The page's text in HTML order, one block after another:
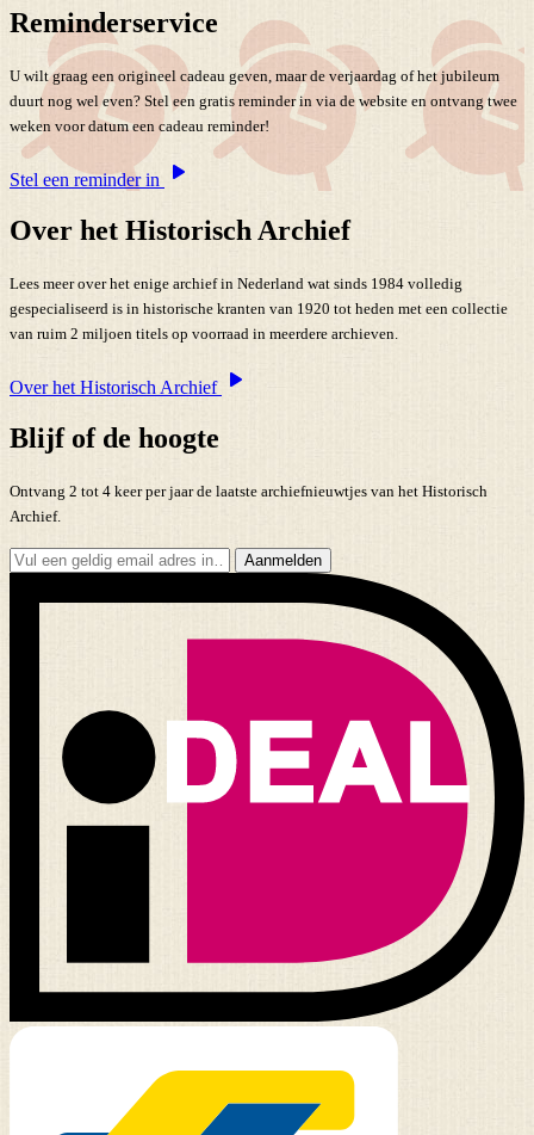
Reminderservice
U wilt graag een origineel cadeau geven, maar de verjaardag of het jubileum
duurt nog wel even? Stel een gratis reminder in via de website en ontvang twee
weken voor datum een cadeau reminder!
Stel een reminder in
Over het Historisch Archief
Lees meer over het enige archief in Nederland wat sinds 1984 volledig
gespecialiseerd is in historische kranten van 1920 tot heden met een collectie
van ruim 2 miljoen titels op voorraad in meerdere archieven.
Over het Historisch Archief
Blijf of de hoogte
Ontvang 2 tot 4 keer per jaar de laatste archiefnieuwtjes van het Historisch
Archief.
Aanmelden